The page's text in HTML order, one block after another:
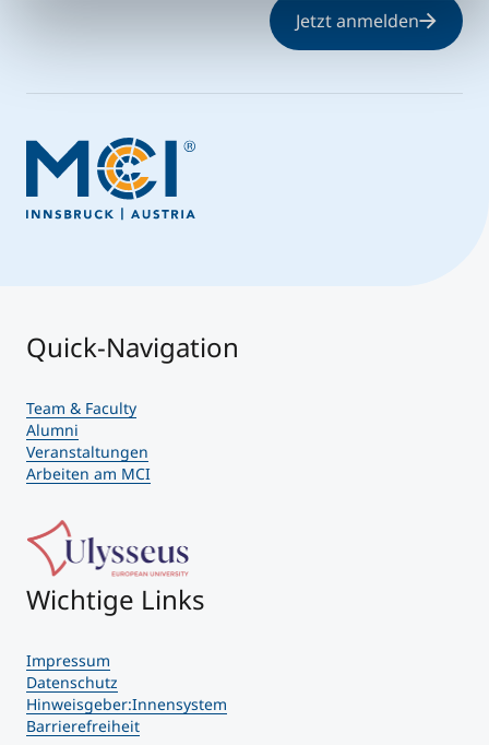
Jetzt anmelden
Quick-Navigation
Team & Faculty
Alumni
Veranstaltungen
Arbeiten am MCI
Wichtige Links
Impressum
Datenschutz
Hinweisgeber:Innensystem
Barrierefreiheit